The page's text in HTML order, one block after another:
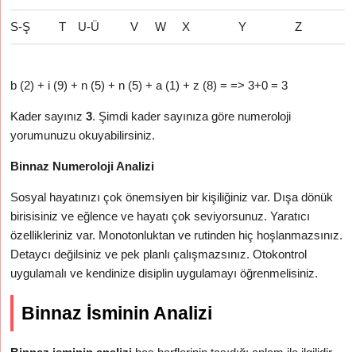
S-Ş T U-Ü V W X Y Z
b (2) + i (9) + n (5) + n (5) + a (1) + z (8) = => 3+0 = 3
Kader sayınız3. Şimdi kader sayınıza göre numeroloji
yorumunuzu okuyabilirsiniz.
Binnaz Numeroloji Analizi
Sosyal hayatınızı çok önemsiyen bir kişiliğiniz var. Dışa dönük
birisisiniz ve eğlence ve hayatı çok seviyorsunuz. Yaratıcı
özellikleriniz var. Monotonluktan ve rutinden hiç hoşlanmazsınız.
Detaycı değilsiniz ve pek planlı çalışmazsınız. Otokontrol
uygulamalı ve kendinize disiplin uygulamayı öğrenmelisiniz.
Binnaz İsminin Analizi